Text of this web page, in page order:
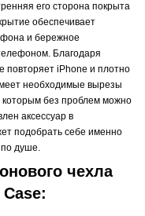
его сторона покрыта
обеспечивает
и бережное
Благодаря
повторяет iPhone и плотно
необходимые вырезы
без проблем можно
аксессуар в
подобрать себе именно
по душе.
чехла